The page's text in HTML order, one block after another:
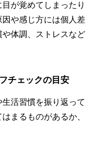
が覚めてしまったり
や感じ方には個人差
体調、ストレスなど
チェックの目安
活習慣を振り返って
まるものがあるか、